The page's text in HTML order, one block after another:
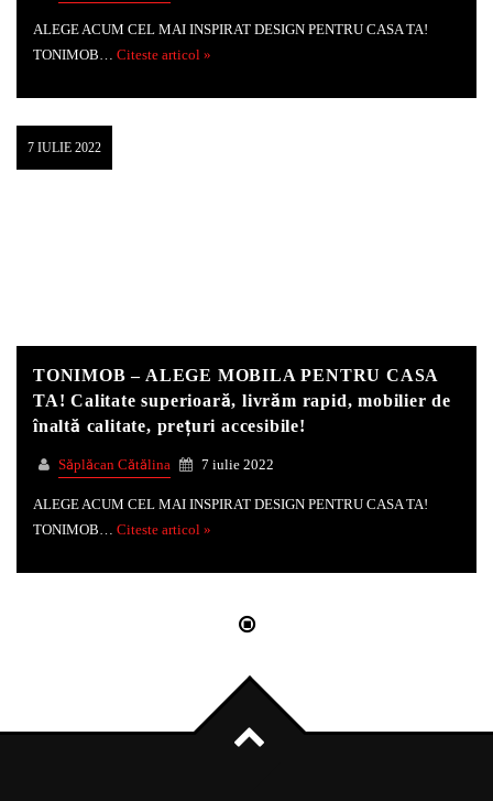
ALEGE ACUM CEL MAI INSPIRAT DESIGN PENTRU CASA TA!
TONIMOB… Citeste articol »
7 IULIE 2022
TONIMOB – ALEGE MOBILA PENTRU CASA
TA! Calitate superioară, livrăm rapid, mobilier de
înaltă calitate, prețuri accesibile!
Săplăcan Cătălina 7 iulie 2022
ALEGE ACUM CEL MAI INSPIRAT DESIGN PENTRU CASA TA!
TONIMOB… Citeste articol »